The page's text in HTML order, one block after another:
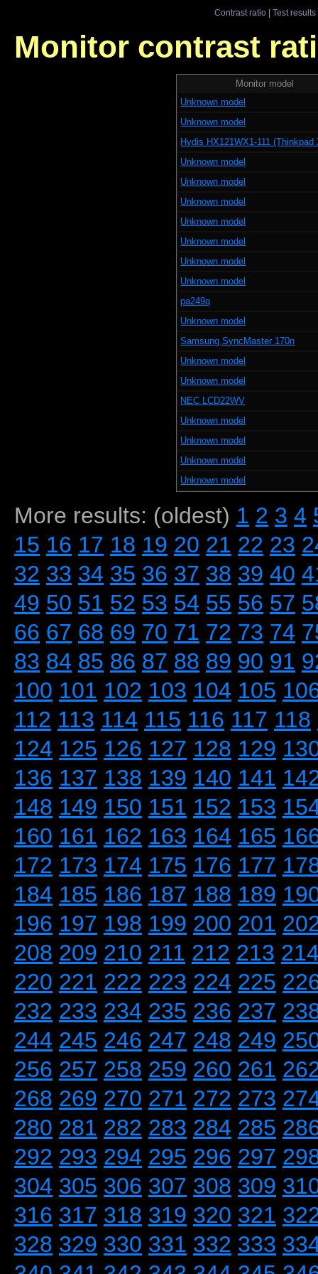
Contrast ratio| Test results
Monitor contrast
Monitor model
Unknown model
Unknown model
Hydis HX121WX1-111 (Thinkpad
Unknown model
Unknown model
Unknown model
Unknown model
Unknown model
Unknown model
Unknown model
pa249q
Unknown model
Samsung SyncMaster 170n
Unknown model
Unknown model
NEC LCD22WV
Unknown model
Unknown model
Unknown model
Unknown model
More results: (oldest) 1 2 3 4
15 16 17 18 19 20 21 22 23
32 33 34 35 36 37 38 39 40
49 50 51 52 53 54 55 56 57
66 67 68 69 70 71 72 73 74
83 84 85 86 87 88 89 90 91
100 101 102 103 104 105
112 113 114 115 116 117 118
124 125 126 127 128 129
136 137 138 139 140 141
148 149 150 151 152 153
160 161 162 163 164 165
172 173 174 175 176 177
184 185 186 187 188 189
196 197 198 199 200 201
208 209 210 211 212 213
220 221 222 223 224 225
232 233 234 235 236 237
244 245 246 247 248 249
256 257 258 259 260 261
268 269 270 271 272 273
280 281 282 283 284 285
292 293 294 295 296 297
304 305 306 307 308 309
316 317 318 319 320 321
328 329 330 331 332 333